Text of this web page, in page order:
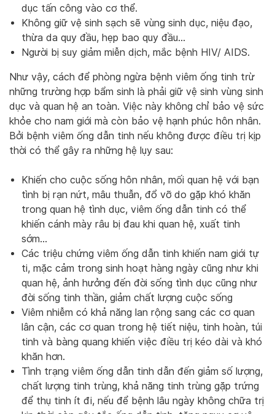
dục tấn công vào cơ thể.
Không giữ vệ sinh sạch sẽ vùng sinh dục, niệu đạo,
thừa da quy đầu, hẹp bao quy đầu…
Người bị suy giảm miễn dịch, mắc bệnh HIV/ AIDS.
Như vậy, cách để phòng ngừa bệnh viêm ống tinh trừ
những trường hợp bẩm sinh là phải giữ vệ sinh vùng sinh
dục và quan hệ an toàn. Việc này không chỉ bảo vệ sức
khỏe cho nam giới mà còn bảo vệ hạnh phúc hôn nhân.
Bởi bệnh viêm ống dẫn tinh nếu không được điều trị kịp
thời có thể gây ra những hệ lụy sau:
Khiến cho cuộc sống hôn nhân, mối quan hệ với bạn
tình bị rạn nứt, mâu thuẫn, đổ vỡ do gặp khó khăn
trong quan hệ tình dục, viêm ống dẫn tinh có thể
khiến cánh mày râu bị đau khi quan hệ, xuất tinh
sớm…
Các triệu chứng viêm ống dẫn tinh khiến nam giới tự
ti, mặc cảm trong sinh hoạt hàng ngày cũng như khi
quan hệ, ảnh hưởng đến đời sống tình dục cũng như
đời sống tinh thần, giảm chất lượng cuộc sống
Viêm nhiễm có khả năng lan rộng sang các cơ quan
lân cận, các cơ quan trong hệ tiết niệu, tinh hoàn, túi
tinh và bàng quang khiến việc điều trị kéo dài và khó
khăn hơn.
Tình trạng viêm ống dẫn tinh dẫn đến giảm số lượng,
chất lượng tinh trùng, khả năng tinh trùng gặp trứng
để thụ tinh ít đi, nếu để bệnh lâu ngày không chữa trị